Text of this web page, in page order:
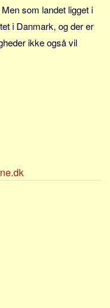
som landet ligget i
i Danmark, og der er
ikke også vil